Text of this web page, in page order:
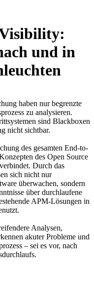
und in
haben nur begrenzte
zu analysieren.
sind Blackboxen
nicht sichtbar.
des gesamten End-to-
des Open Source
Durch das
sich nicht nur
überwachen, sondern
über durchlaufene
APM-Lösungen in
Analysen,
akuter Probleme und
– sei es vor, nach